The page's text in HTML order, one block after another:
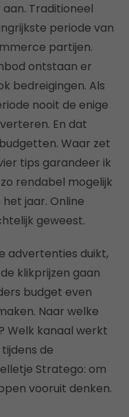
Traditioneel
periode van
partijen.
ontstaan er
bedreigingen. Als
nooit de enige
En dat
Waar zet
tips garandeer ik
rendabel mogelijk
jaar. Online
geweest.
advertenties duikt,
klikprijzen gaan
budget even
Naar welke
Welk kanaal werkt
de
Stratego: om
vooruit denken.